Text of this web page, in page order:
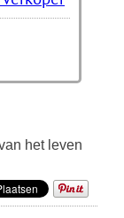
het leven